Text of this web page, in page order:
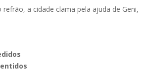
a cidade clama pela ajuda de Geni,